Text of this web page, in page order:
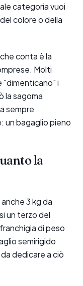
categoria vuoi
colore o della
conta è la
Molti
"dimenticano" i
la sagoma
sempre
un bagaglio pieno
la
3 kg da
un terzo del
di peso
semirigido
dedicare a ciò